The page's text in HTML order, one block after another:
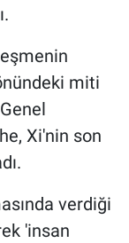
miti
Xi'nin son
verdiği
'insan